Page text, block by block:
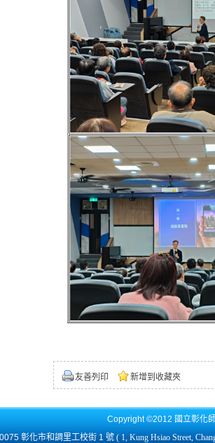
友善列印 新增到收藏夾
Copyright ©2012 國立彰化
彰化市和調里工校街 1 號 ( 1, Kung Hsiao Street,